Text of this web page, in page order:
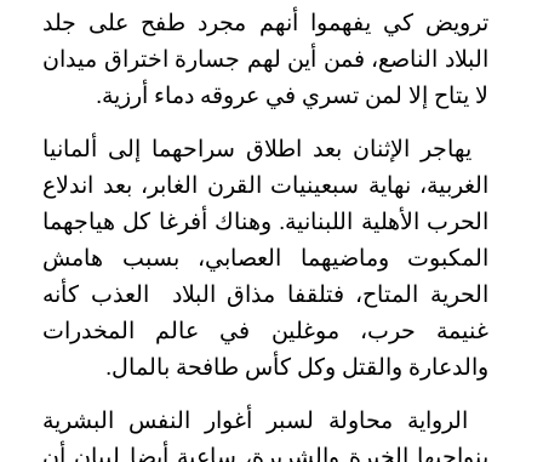
ترويض كي يفهموا أنهم مجرد طفح على جلد
البلاد الناصع، فمن أين لهم جسارة اختراق ميدان
لا يتاح إلا لمن تسري في عروقه دماء أرزية.
يهاجر الإثنان بعد اطلاق سراحهما إلى ألمانيا
الغربية، نهاية سبعينيات القرن الغابر، بعد اندلاع
الحرب الأهلية اللبنانية. وهناك أفرغا كل هياجهما
المكبوت وماضيهما العصابي، بسبب هامش
الحرية المتاح، فتلقفا مذاق البلاد العذب كأنه
غنيمة حرب، موغلين في عالم المخدرات
والدعارة والقتل وكل كأس طافحة بالمال.
الرواية محاولة لسبر أغوار النفس البشرية